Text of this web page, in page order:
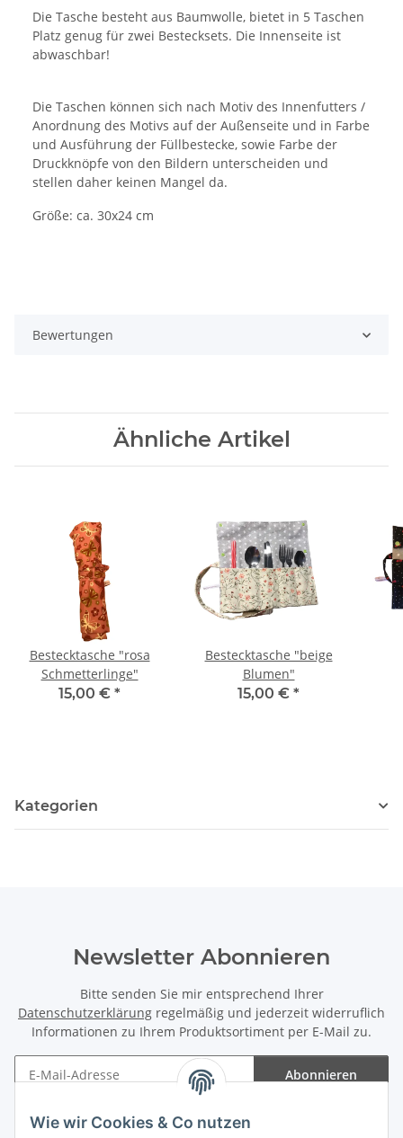
Wie wir Cookies & Co nutzen
Die Tasche besteht aus Baumwolle, bietet in 5 Taschen
Platz genug für zwei Bestecksets. Die Innenseite ist
abwaschbar!
Die Taschen können sich nach Motiv des Innenfutters /
Anordnung des Motivs auf der Außenseite und in Farbe
und Ausführung der Füllbestecke, sowie Farbe der
Druckknöpfe von den Bildern unterscheiden und
stellen daher keinen Mangel da.
Größe: ca. 30x24 cm
Bewertungen
Ähnliche Artikel
Bestecktasche "rosa
Schmetterlinge"
15,00 € *
Bestecktasche "beige
Blumen"
15,00 € *
Kategorien
Newsletter Abonnieren
Bitte senden Sie mir entsprechend Ihrer
Datenschutzerklärung regelmäßig und jederzeit widerruflich
Informationen zu Ihrem Produktsortiment per E-Mail zu.
Abonnieren